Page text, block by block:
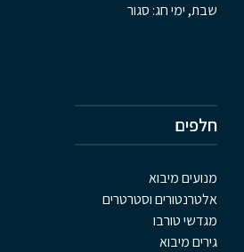
שבת, ימי חג: סגור
חלפים
מנועים מיבוא
אלטרנטורים וסטרטרים
מגדשי טורבו
גירים מיבוא